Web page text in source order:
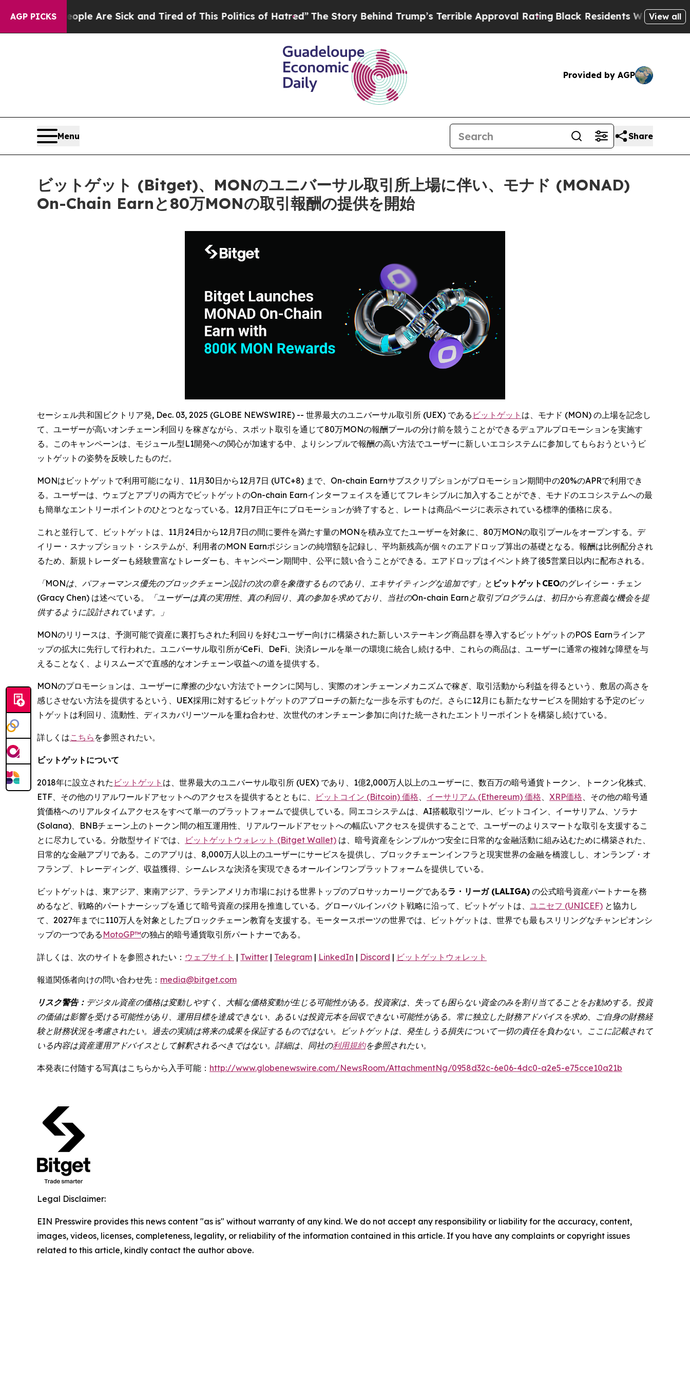
AGP PICKS
“People Are Sick and Tired of This Politics of Hatred”The Story Behind Trump’s Terrible Approval Rating Black Residents Warned of Abusive
View all
Provided by AGP
Menu Share
ビットゲット (Bitget)、MONのユニバーサル取引所上場に伴い、モナド (MONAD)
On-Chain Earnと80万MONの取引報酬の提供を開始
セーシェル共和国ビクトリア発, Dec. 03, 2025 (GLOBE NEWSWIRE) -- 世界最大のユニバーサル取引所 (UEX) である ビットゲット は、モナド (MON) の上場を記念し
て、ユーザーが高いオンチェーン利回りを稼ぎながら、スポット取引を通じて80万MONの報酬プールの分け前を競うことができるデュアルプロモーションを実施す
る。このキャンペーンは、モジュール型L1開発への関心が加速する中、よりシンプルで報酬の高い方法でユーザーに新しいエコシステムに参加してもらおうというビ
ットゲットの姿勢を反映したものだ。
MONはビットゲットで利用可能になり、11月30日から12月7日 (UTC+8) まで、On-chain Earnサブスクリプションがプロモーション期間中の20%のAPRで利用でき
る。ユーザーは、ウェブとアプリの両方でビットゲットのOn-chain Earnインターフェイスを通じてフレキシブルに加入することができ、モナドのエコシステムへの最
も簡単なエントリーポイントのひとつとなっている。12月7日正午にプロモーションが終了すると、レートは商品ページに表示されている標準的価格に戻る。
これと並行して、ビットゲットは、11月24日から12月7日の間に要件を満たす量のMONを積み立てたユーザーを対象に、80万MONの取引プールをオープンする。デ
イリー・スナップショット・システムが、利用者のMON Earnポジションの純増額を記録し、平均新残高が個々のエアドロップ算出の基礎となる。報酬は比例配分され
るため、新規トレーダーも経験豊富なトレーダーも、キャンペーン期間中、公平に競い合うことができる。エアドロップはイベント終了後5営業日以内に配布される。
「MONは、パフォーマンス優先のブロックチェーン設計の次の章を象徴するものであり、エキサイティングな追加です」 と ビットゲットCEOのグレイシー・チェン
(Gracy Chen) は述べている。
「ユーザーは真の実用性、真の利回り、真の参加を求めており、当社のOn-chain Earnと取引プログラムは、初日から有意義な機会を提
供するように設計されています。」
MONのリリースは、予測可能で資産に裏打ちされた利回りを好むユーザー向けに構築された新しいステーキング商品群を導入するビットゲットのPOS Earnラインア
ップの拡大に先行して行われた。ユニバーサル取引所がCeFi、DeFi、決済レールを単一の環境に統合し続ける中、これらの商品は、ユーザーに通常の複雑な障壁を与
えることなく、よりスムーズで直感的なオンチェーン収益への道を提供する。
MONのプロモーションは、ユーザーに摩擦の少ない方法でトークンに関与し、実際のオンチェーンメカニズムで稼ぎ、取引活動から利益を得るという、敷居の高さを
感じさせない方法を提供するという、UEX採用に対するビットゲットのアプローチの新たな一歩を示すものだ。さらに12月にも新たなサービスを開始する予定のビッ
トゲットは利回り、流動性、ディスカバリーツールを重ね合わせ、次世代のオンチェーン参加に向けた統一されたエントリーポイントを構築し続けている。
詳しくはこちら を参照されたい。
ビットゲットについて
2018年に設立された ビットゲット は、世界最大のユニバーサル取引所 (UEX) であり、1億2,000万人以上のユーザーに、数百万の暗号通貨トークン、トークン化株式、
ETF、その他のリアルワールドアセットへのアクセスを提供するとともに、
ビットコイン (Bitcoin) 価格 イーサリアム (Ethereum) 価格 XRP価格 、その他の暗号通
貨価格へのリアルタイムアクセスをすべて単一のプラットフォームで提供している。同エコシステムは、AI搭載取引ツール、ビットコイン、イーサリアム、ソラナ
(Solana)、BNBチェーン上のトークン間の相互運用性、リアルワールドアセットへの幅広いアクセスを提供することで、ユーザーのよりスマートな取引を支援するこ
とに尽力している。分散型サイドでは、
ビットゲットウォレット (Bitget Wallet) は、暗号資産をシンプルかつ安全に日常的な金融活動に組み込むために構築された、
日常的な金融アプリである。このアプリは、8,000万人以上のユーザーにサービスを提供し、ブロックチェーンインフラと現実世界の金融を橋渡しし、オンランプ・オ
フランプ、トレーディング、収益獲得、シームレスな決済を実現できるオールインワンプラットフォームを提供している。
ビットゲットは、東アジア、東南アジア、ラテンアメリカ市場における世界トップのプロサッカーリーグであるラ・リーガ (LALIGA) の公式暗号資産パートナーを務
めるなど、戦略的パートナーシップを通じて暗号資産の採用を推進している。グローバルインパクト戦略に沿って、ビットゲットは、 ユニセフ (UNICEF) と協力し
て、2027年までに110万人を対象としたブロックチェーン教育を支援する。モータースポーツの世界では、ビットゲットは、世界でも最もスリリングなチャンピオンシ
ップの一つである MotoGP™の独占的暗号通貨取引所パートナーである。
詳しくは、次のサイトを参照されたい： ウェブサイト | Twitter | Telegram | LinkedIn | Discord | ビットゲットウォレット
報道関係者向けの問い合わせ先： media@bitget.com
リスク警告： デジタル資産の価格は変動しやすく、大幅な価格変動が生じる可能性がある。投資家は、失っても困らない資金のみを割り当てることをお勧めする。投資
の価値は影響を受ける可能性があり、運用目標を達成できない、あるいは投資元本を回収できない可能性がある。常に独立した財務アドバイスを求め、ご自身の財務経
験と財務状況を考慮されたい。過去の実績は将来の成果を保証するものではない。ビットゲットは、発生しうる損失について一切の責任を負わない。ここに記載されて
いる内容は資産運用アドバイスとして解釈されるべきではない。詳細は、同社の利用規約を参照されたい。
本発表に付随する写真はこちらから入手可能： http://www.globenewswire.com/NewsRoom/AttachmentNg/0958d32c-6e06-4dc0-a2e5-e75cce10a21b
Legal Disclaimer:
EIN Presswire provides this news content "as is" without warranty of any kind. We do not accept any responsibility or liability for the accuracy, content,
images, videos, licenses, completeness, legality, or reliability of the information contained in this article. If you have any complaints or copyright issues
related to this article, kindly contact the author above.